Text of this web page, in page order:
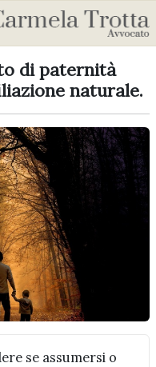
di paternità
naturale.
se assumersi o